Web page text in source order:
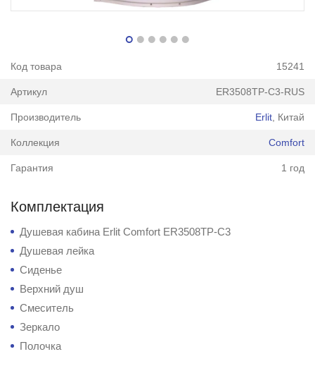
Код товара 15241
Артикул ER3508TP-C3-RUS
Производитель Erlit , Китай
Коллекция Comfort
Гарантия 1 год
Комплектация
Душевая кабина Erlit Comfort ER3508TP-C3
Душевая лейка
Сиденье
Верхний душ
Смеситель
Зеркало
Полочка